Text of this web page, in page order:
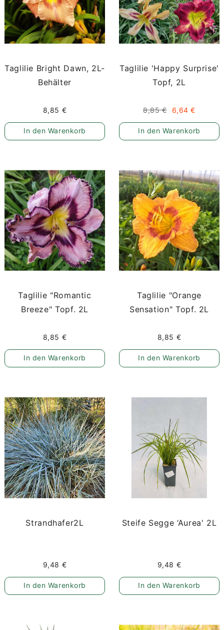
Taglilie Bright Dawn, 2L-
Behälter
8,85 €
In den Warenkorb
Taglilie 'Happy Surprise'
Topf, 2L
8,85 € 6,64 €
In den Warenkorb
Taglilie "Romantic
Breeze" Topf. 2L
8,85 €
In den Warenkorb
Taglilie "Orange
Sensation" Topf. 2L
8,85 €
In den Warenkorb
Strandhafer2L
9,48 €
In den Warenkorb
Steife Segge ‘Aurea' 2L
9,48 €
In den Warenkorb